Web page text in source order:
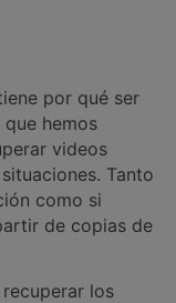
por qué ser
hemos
videos
Tanto
como si
de copias de
los